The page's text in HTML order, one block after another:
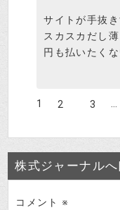
サイトが手抜
スカスカだし
円も払いたくな
1 2 3 …
株式ジャーナル
コメント ※